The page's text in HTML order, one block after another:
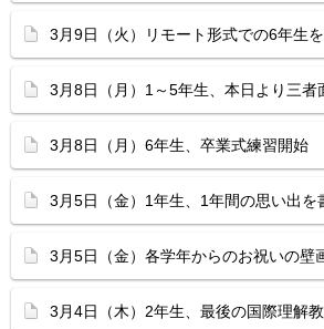
3月9日（火）リモート形式での6年生
3月8日（月）1～5年生、本日より三者
3月8日（月）6年生、卒業式練習開始
3月5日（金）1年生、1年間の思い出を
3月5日（金）各学年からのお祝いの壁
3月4日（木）2年生、最後の国際理解